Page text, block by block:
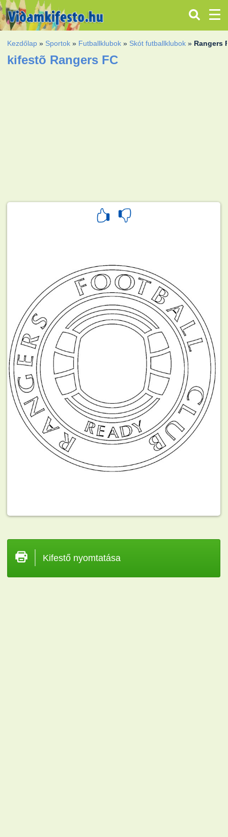
Kezdőlap » Sportok » Futballklubok » Skót futballklubok » Rangers
kifestõ Rangers FC
Kifestő nyomtatása